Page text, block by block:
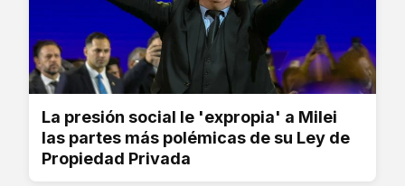
La presión social le 'expropia' a Milei
las partes más polémicas de su Ley de
Propiedad Privada